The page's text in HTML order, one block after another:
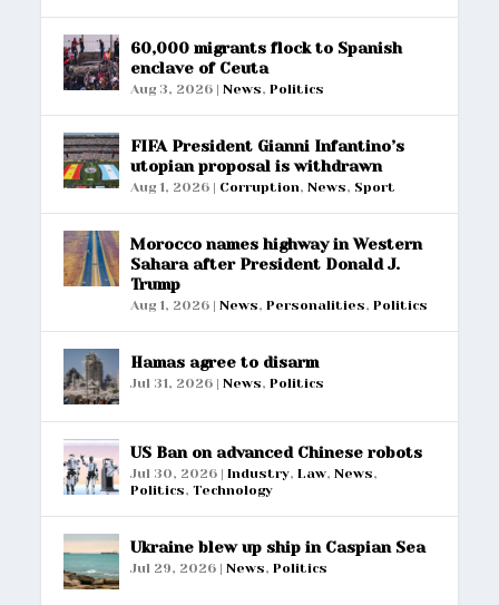
60,000 migrants flock to Spanish
enclave of Ceuta
Aug 3, 2026 |News,Politics
FIFA President Gianni Infantino’s
utopian proposal is withdrawn
Aug 1, 2026 | Corruption,News, Sport
Morocco names highway in Western
Sahara after President Donald J.
Trump
Aug 1, 2026 |News,Personalities,Politics
Hamas agree to disarm
Jul 31, 2026 |News,Politics
US Ban on advanced Chinese robots
Jul 30, 2026 |Industry,Law,News,
Politics,Technology
Ukraine blew up ship in Caspian Sea
Jul 29, 2026 |News,Politics